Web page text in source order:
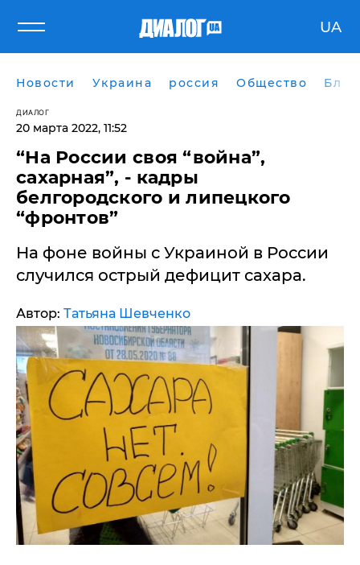
UA
Новости Украина россия Общество
ДИАЛОГ
20 марта 2022, 11:52
​“На России своя “война”,
сахарная”, - кадры
белгородского и липецкого
“фронтов”
На фоне войны с Украиной в России
случился острый дефицит сахара.
Автор: Татьяна Шевченко